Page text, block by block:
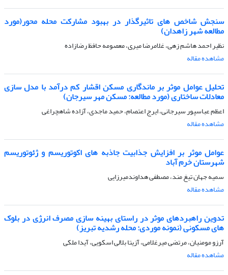
سنجش شاخص های تاثیرگذار در بهبود مشارکت محله محور(مورد
مطالعه شهر زاهدان)
نظیر احمد هاشم زهی، غلامرضا میری، معصومه حافظ رضازاده
مشاهده مقاله
تحلیل عوامل موثر بر ماندگاری مسکن اقشار کم درآمد با مدل سازی
معادلات ساختاری (مورد مطالعه: مسکن مهر سیرجان)
اعظم عباسپور سیرجانی، ایرج اعتصام، حمید ماجدی، آزاده شاهچراغی
مشاهده مقاله
عوامل موثر بر افزایش جذابیت جاذبه های اکوتوریسم و ژئوتوریسم
شهرستان خرم آباد
سمیه جهان تیغ مند، مصطفی هداوندمیرزایی
مشاهده مقاله
تدوین راهبردهای موثر در راستای بهینه سازی مصرف انرژی در بلوک
های مسکونی (نمونه موردی: محله رشدیه تبریز)
آرزو مومنیان، مرتضی میرغلامی، آزیتا بلالی اسکویی، آیدا ملکی
مشاهده مقاله